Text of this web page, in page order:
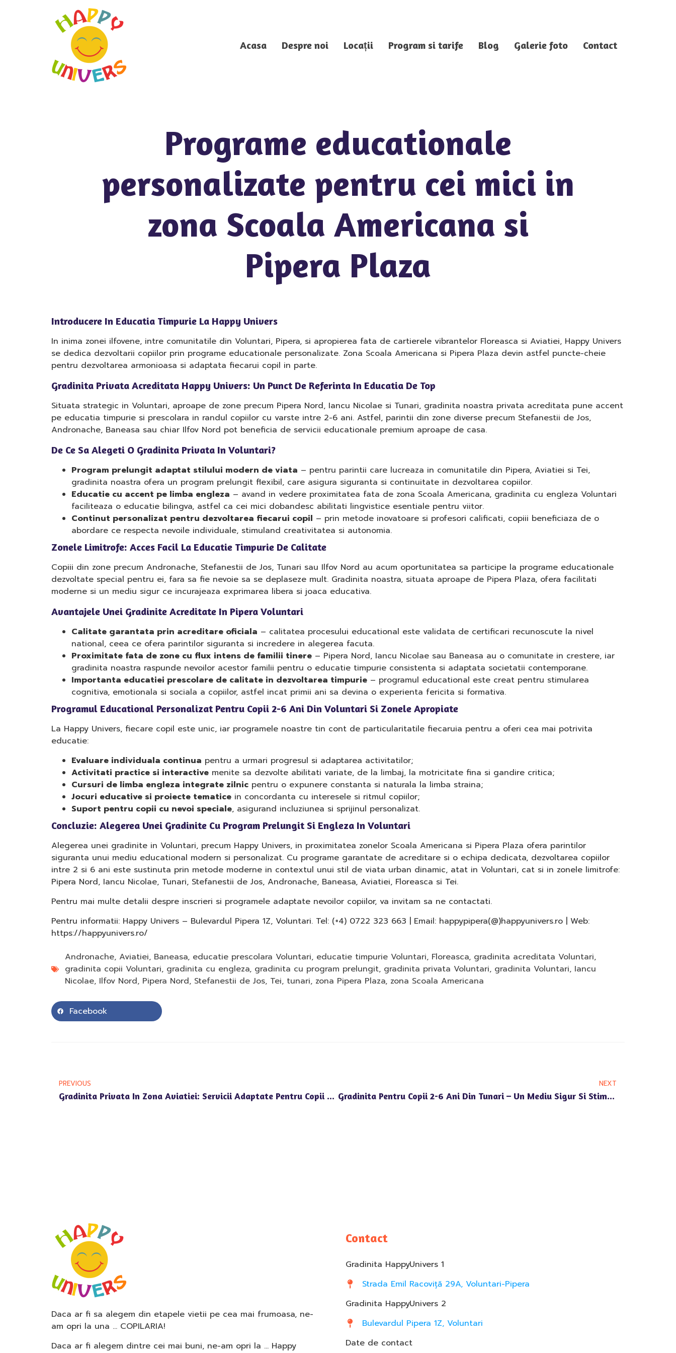
Acasa Despre noi Locații Program si tarife Blog Galerie foto Contact
Programe educationale
personalizate pentru cei mici in
zona Scoala Americana si
Pipera Plaza
Introducere In Educatia Timpurie La Happy Univers
In inima zonei ilfovene, intre comunitatile din Voluntari, Pipera, si apropierea fata de cartierele vibrantelor Floreasca si Aviatiei, Happy Univers
se dedica dezvoltarii copiilor prin programe educationale personalizate. Zona Scoala Americana si Pipera Plaza devin astfel puncte-cheie
pentru dezvoltarea armonioasa si adaptata fiecarui copil in parte.
Gradinita Privata Acreditata Happy Univers: Un Punct De Referinta In Educatia De Top
Situata strategic in Voluntari, aproape de zone precum Pipera Nord, Iancu Nicolae si Tunari, gradinita noastra privata acreditata pune accent
pe educatia timpurie si prescolara in randul copiilor cu varste intre 2-6 ani. Astfel, parintii din zone diverse precum Stefanestii de Jos,
Andronache, Baneasa sau chiar Ilfov Nord pot beneficia de servicii educationale premium aproape de casa.
De Ce Sa Alegeti O Gradinita Privata In Voluntari?
Program prelungit adaptat stilului modern de viata – pentru parintii care lucreaza in comunitatile din Pipera, Aviatiei si Tei,
gradinita noastra ofera un program prelungit flexibil, care asigura siguranta si continuitate in dezvoltarea copiilor.
Educatie cu accent pe limba engleza – avand in vedere proximitatea fata de zona Scoala Americana, gradinita cu engleza Voluntari
faciliteaza o educatie bilingva, astfel ca cei mici dobandesc abilitati lingvistice esentiale pentru viitor.
Continut personalizat pentru dezvoltarea fiecarui copil – prin metode inovatoare si profesori calificati, copiii beneficiaza de o
abordare ce respecta nevoile individuale, stimuland creativitatea si autonomia.
Zonele Limitrofe: Acces Facil La Educatie Timpurie De Calitate
Copiii din zone precum Andronache, Stefanestii de Jos, Tunari sau Ilfov Nord au acum oportunitatea sa participe la programe educationale
dezvoltate special pentru ei, fara sa fie nevoie sa se deplaseze mult. Gradinita noastra, situata aproape de Pipera Plaza, ofera facilitati
moderne si un mediu sigur ce incurajeaza exprimarea libera si joaca educativa.
Avantajele Unei Gradinite Acreditate In Pipera Voluntari
Calitate garantata prin acreditare oficiala – calitatea procesului educational este validata de certificari recunoscute la nivel
national, ceea ce ofera parintilor siguranta si incredere in alegerea facuta.
Proximitate fata de zone cu flux intens de familii tinere – Pipera Nord, Iancu Nicolae sau Baneasa au o comunitate in crestere, iar
gradinita noastra raspunde nevoilor acestor familii pentru o educatie timpurie consistenta si adaptata societatii contemporane.
Importanta educatiei prescolare de calitate in dezvoltarea timpurie – programul educational este creat pentru stimularea
cognitiva, emotionala si sociala a copiilor, astfel incat primii ani sa devina o experienta fericita si formativa.
Programul Educational Personalizat Pentru Copii 2-6 Ani Din Voluntari Si Zonele Apropiate
La Happy Univers, fiecare copil este unic, iar programele noastre tin cont de particularitatile fiecaruia pentru a oferi cea mai potrivita
educatie:
Evaluare individuala continua pentru a urmari progresul si adaptarea activitatilor;
Activitati practice si interactive menite sa dezvolte abilitati variate, de la limbaj, la motricitate fina si gandire critica;
Cursuri de limba engleza integrate zilnic pentru o expunere constanta si naturala la limba straina;
Jocuri educative si proiecte tematice in concordanta cu interesele si ritmul copiilor;
Suport pentru copii cu nevoi speciale, asigurand incluziunea si sprijinul personalizat.
Concluzie: Alegerea Unei Gradinite Cu Program Prelungit Si Engleza In Voluntari
Alegerea unei gradinite in Voluntari, precum Happy Univers, in proximitatea zonelor Scoala Americana si Pipera Plaza ofera parintilor
siguranta unui mediu educational modern si personalizat. Cu programe garantate de acreditare si o echipa dedicata, dezvoltarea copiilor
intre 2 si 6 ani este sustinuta prin metode moderne in contextul unui stil de viata urban dinamic, atat in Voluntari, cat si in zonele limitrofe:
Pipera Nord, Iancu Nicolae, Tunari, Stefanestii de Jos, Andronache, Baneasa, Aviatiei, Floreasca si Tei.
Pentru mai multe detalii despre inscrieri si programele adaptate nevoilor copiilor, va invitam sa ne contactati.
Pentru informatii: Happy Univers – Bulevardul Pipera 1Z, Voluntari. Tel: (+4) 0722 323 663 | Email: happypipera(@)happyunivers.ro | Web:
https://happyunivers.ro/
Andronache, Aviatiei, Baneasa, educatie prescolara Voluntari, educatie timpurie Voluntari, Floreasca, gradinita acreditata Voluntari,
gradinita copii Voluntari, gradinita cu engleza, gradinita cu program prelungit, gradinita privata Voluntari, gradinita Voluntari, Iancu
Nicolae, Ilfov Nord, Pipera Nord, Stefanestii de Jos, Tei, tunari, zona Pipera Plaza, zona Scoala Americana
Facebook
PREVIOUS
Gradinita Privata In Zona Aviatiei: Servicii Adaptate Pentru Copii 2-6 Ani
NEXT
Gradinita Pentru Copii 2-6 Ani Din Tunari – Un Mediu Sigur Si Stimulativ La Happy Univers
Daca ar fi sa alegem din etapele vietii pe cea mai frumoasa, ne-
am opri la una … COPILARIA!
Daca ar fi alegem dintre cei mai buni, ne-am opri la … Happy
Contact
Gradinita HappyUnivers 1
Strada Emil Racoviță 29A, Voluntari-Pipera
Gradinita HappyUnivers 2
Bulevardul Pipera 1Z, Voluntari
Date de contact